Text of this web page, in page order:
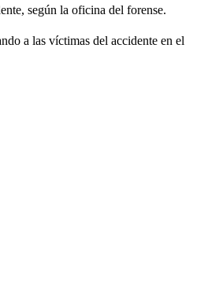
según la oficina del forense.
a las víctimas del accidente en el